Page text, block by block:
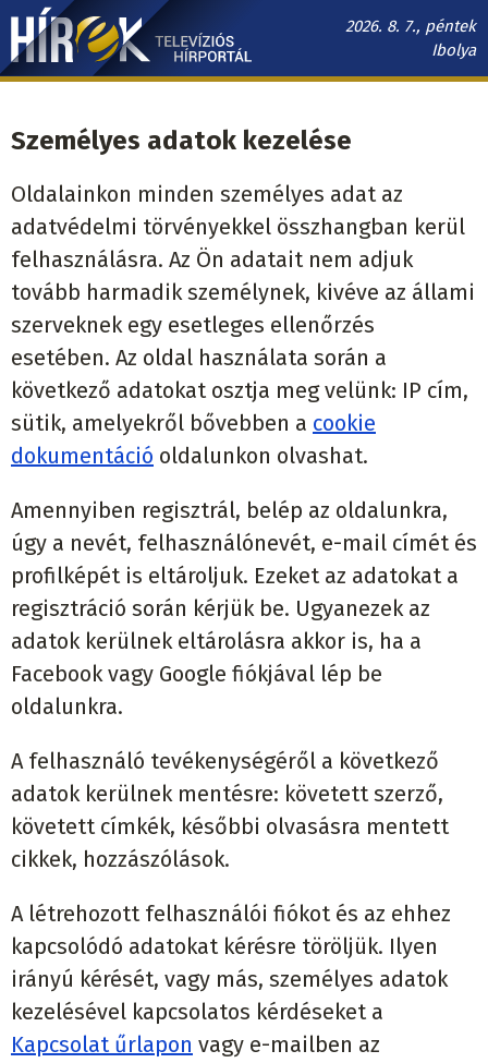
Ugrás
tartalomra
2026. 8. 7., péntek
Ibolya
Hírek.sk
navigáció
Személyes adatok kezelése
Oldalainkon minden személyes adat az
adatvédelmi törvényekkel összhangban kerül
felhasználásra. Az Ön adatait nem adjuk
tovább harmadik személynek, kivéve az állami
szerveknek egy esetleges ellenőrzés
esetében. Az oldal használata során a
következő adatokat osztja meg velünk: IP cím,
sütik, amelyekről bővebben a cookie
dokumentáció oldalunkon olvashat.
Amennyiben regisztrál, belép az oldalunkra,
úgy a nevét, felhasználónevét, e-mail címét és
profilképét is eltároljuk. Ezeket az adatokat a
regisztráció során kérjük be. Ugyanezek az
adatok kerülnek eltárolásra akkor is, ha a
Facebook vagy Google fiókjával lép be
oldalunkra.
A felhasználó tevékenységéről a következő
adatok kerülnek mentésre: követett szerző,
követett címkék, későbbi olvasásra mentett
cikkek, hozzászólások.
A létrehozott felhasználói fiókot és az ehhez
kapcsolódó adatokat kérésre töröljük. Ilyen
irányú kérését, vagy más, személyes adatok
kezelésével kapcsolatos kérdéseket a
Kapcsolat űrlapon vagy e-mailben az